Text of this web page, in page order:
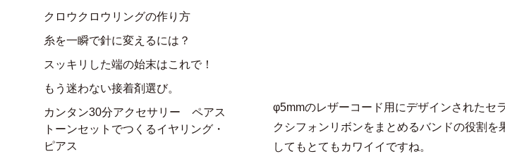
φ5mmのレザーコード用にデザインされたセ
クシフォンリボンをまとめるバンドの役割
してもとてもカワイイですね。
クロウクロウリングの作り方
糸を一瞬で針に変えるには？
スッキリした端の始末はこれで！
もう迷わない接着剤選び。
カンタン30分アクセサリー ペアス
トーンセットでつくるイヤリング・
ピアス